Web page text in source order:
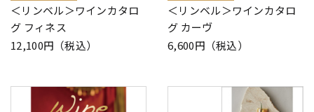
＜リンベル＞ワインカタロ
グ フィネス
12,100円（税込）
＜リンベル＞ワインカタロ
グ カーヴ
6,600円（税込）